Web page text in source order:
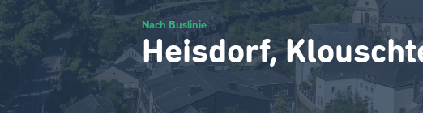
Nach Buslinie
Heisdorf,